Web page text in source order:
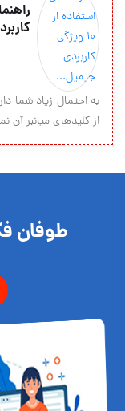
به احتمال زیاد شما
از کلیدهای میانبر آن
طوفان